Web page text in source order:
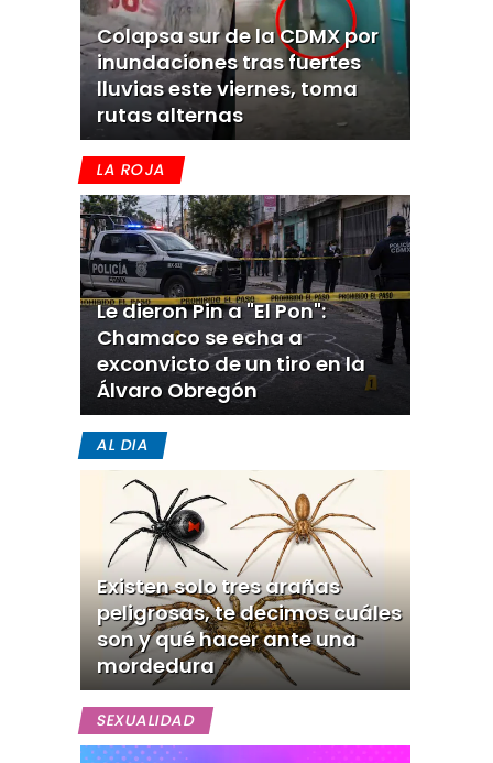
Colapsa sur de la CDMX por
inundaciones tras fuertes
lluvias este viernes, toma
rutas alternas
LA ROJA
Le dieron Pin a "El Pon":
Chamaco se echa a
exconvicto de un tiro en la
Álvaro Obregón
AL DIA
Existen solo tres arañas
peligrosas, te decimos cuáles
son y qué hacer ante una
mordedura
SEXUALIDAD